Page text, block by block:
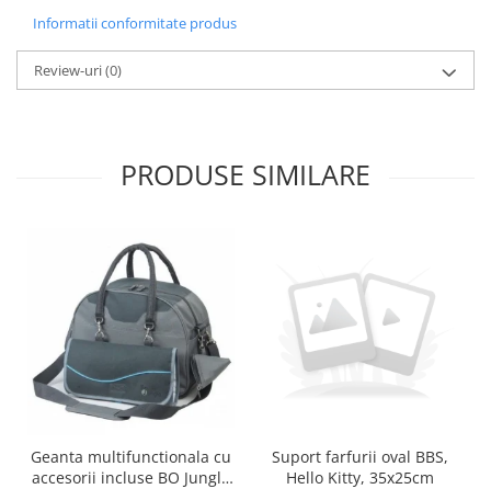
Informatii conformitate produs
Review-uri(0)
PRODUSE SIMILARE
Geanta multifunctionala cu
accesorii incluse BO Jungle
Suport farfurii oval BBS,
Hello Kitty, 35x25cm